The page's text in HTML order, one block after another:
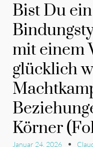
Bist Du
mit einem
glücklich
Körner
Januar 24, 2026